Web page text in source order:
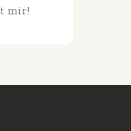
mir!